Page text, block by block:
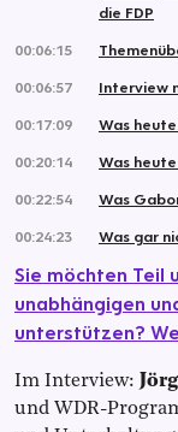
die FDP
00:06:15
00:06:57
Interview
00:17:09
Was
00:20:14
Was
00:22:54
Was
00:24:23
Was gar
Sie möchten Teil
unabhängigen
unterstützen?
Im Interview:
und WDR-